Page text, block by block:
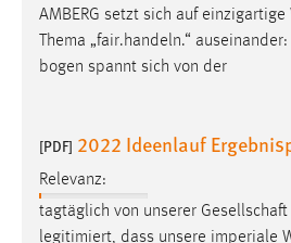
AMBERG setzt sich auf einzigartige
Thema „fair.handeln.“
bogen spannt sich von der
[PDF] 2022 Ideenlauf
Relevanz:
tagtäglich von unserer
legitimiert, dass unsere imperiale